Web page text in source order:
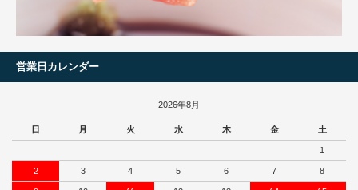
営業日カレンダー
2026年8月
日 月 火 水 木 金 土
1
2 3 4 5 6 7 8